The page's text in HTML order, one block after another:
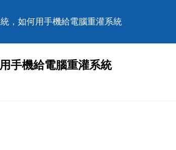
，如何用手機給電腦重灌系統
手機給電腦重灌系統